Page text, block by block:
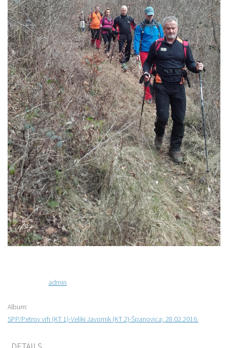
admin
Album:
SPP/Petrov vrh (KT 1)-Veliki Javornik (KT 2)-Španovica; 28.02.2016.